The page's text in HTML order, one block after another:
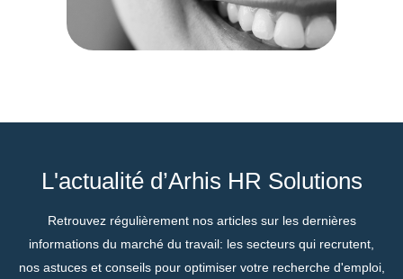
L'actualité d’Arhis HR Solutions
Retrouvez régulièrement nos articles sur les dernières
informations du marché du travail: les secteurs qui recrutent,
nos astuces et conseils pour optimiser votre recherche d'emploi,